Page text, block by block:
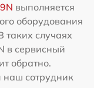
выполняется
оборудования
таких случаях
в сервисный
обратно.
наш сотрудник